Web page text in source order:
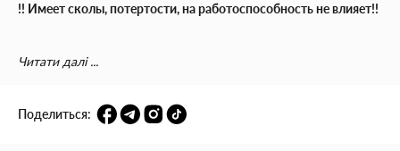
!! Имеет сколы, потертости, на работоспособность не влияет!!
Плойка KS Magiccurl 36 – это профессиональный инструмент
для создания идеальных локонов в домашних условиях.
сформировать большие, объемные волны или нежные
естественные кудри, которые будут выглядеть стильно и
Читати далі ...
Поделиться: